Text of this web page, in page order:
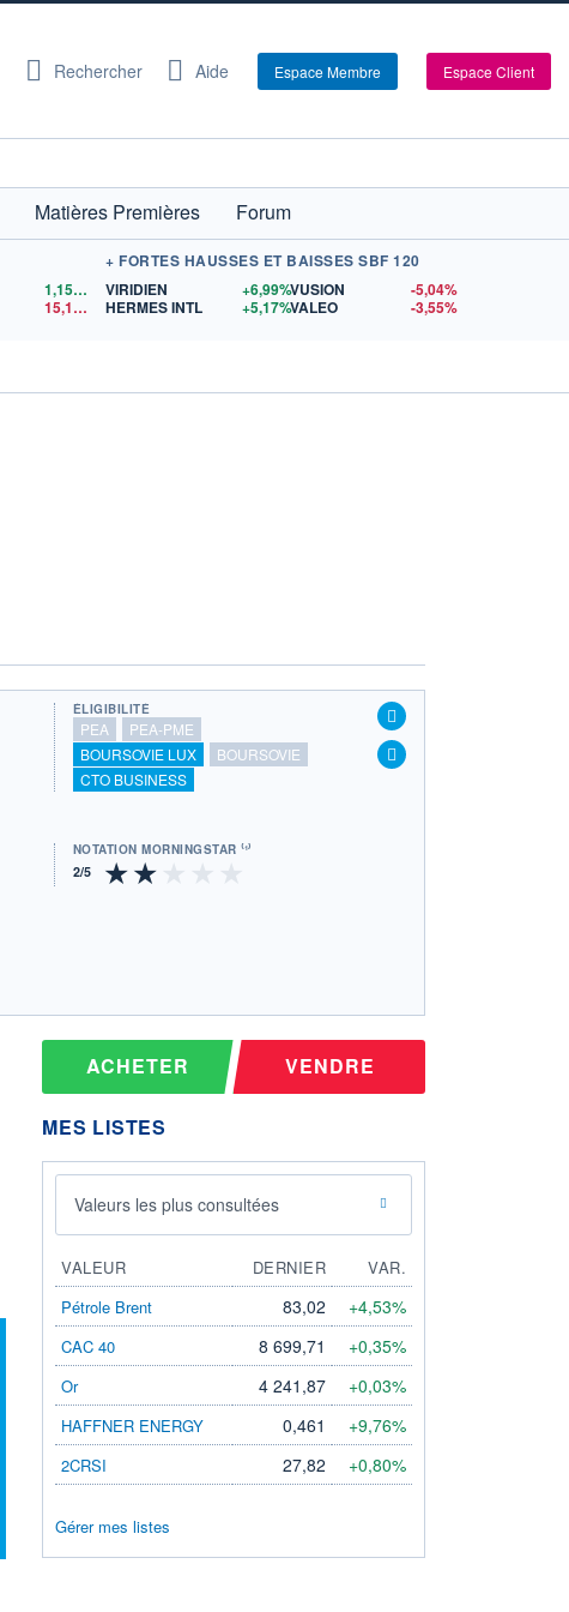
Rechercher Aide Espace Membre Espace Client
Matières Premières
Forum
1,1524
$US
15,15$US
+ FORTES HAUSSES ET BAISSES SBF 120
VIRIDIEN
+6,99%
HERMES INTL
+5,17%
VUSION
-5,04%
VALEO
-3,55%
ÉLIGIBILITÉ
PEA
PEA-PME
BOURSOVIE LUX
BOURSOVIE
CTO BUSINESS
NOTATION MORNINGSTAR ⁽¹⁾
ACHETER VENDRE
MES LISTES
Valeurs les plus consultées
VALEUR DERNIER
VAR.
Pétrole Brent
83,02 +4,53%
CAC 40 8 699,71 +0,35%
Or 4 241,87 +0,03%
HAFFNER ENERGY 0,461 +9,76%
2CRSI 27,82 +0,80%
Gérer mes listes